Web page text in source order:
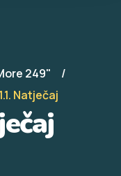
249"
Natječaj